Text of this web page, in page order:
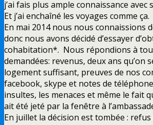
j’ai fais plus ample connaissance avec
Et j’ai enchaîné les voyages comme ça.
En mai 2014 nous nous connaissions
donc nous avons décidé d’essayer
cohabitation*. Nous répondions à
demandées: revenus, deux ans qu’on
logement suffisant, preuves de nos
facebook, skype et notes de
insultes, les menaces et même le fait
ait été jeté par la fenêtre à
En juillet la décision est tombée :